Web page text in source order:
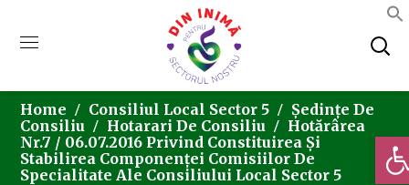
Home Consiliul Local Sector 5
Ședințe De
Consiliu
Hotarari De Consiliu
Hotărârea
Nr.7 / 06.07.2016 Privind Constituirea Și
Stabilirea Componenței Comisiilor De
Specialitate Ale Consiliului Local Sector 5